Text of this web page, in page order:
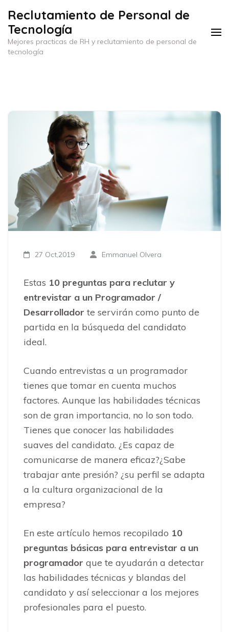
contenido
(presiona
Reclutamiento de Personal de
Tecnología
Mejores practicas de RH y reclutamiento de personal de
tecnología
27 Oct,2019 Emmanuel Olvera
Estas 10 preguntas para reclutar y
entrevistar a un Programador /
Desarrollador te servirán como punto de
partida en la búsqueda del candidato
ideal.
Cuando entrevistas a un programador
tienes que tomar en cuenta muchos
factores. Aunque las habilidades técnicas
son de gran importancia, no lo son todo.
Tienes que conocer las habilidades
suaves del candidato. ¿Es capaz de
comunicarse de manera eficaz?¿Sabe
trabajar ante presión? ¿su perfil se adapta
a la cultura organizacional de la
empresa?
En este artículo hemos recopilado 10
preguntas básicas para entrevistar a un
programador que te ayudarán a detectar
las habilidades técnicas y blandas del
candidato y así seleccionar a los mejores
profesionales para el puesto.